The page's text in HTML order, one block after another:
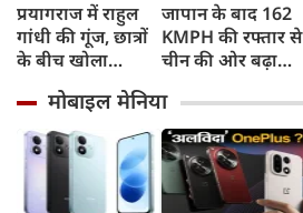
प्रयागराज में राहुल
गांधी की गूंज, छात्रों
के बीच खोला
दरवाजों' का सच
जापान के बाद 162
KMPH की रफ्तार से
चीन की ओर बढ़ा
में अलर्ट, बंदरगाह,
स्कूल बंद, उड़ानें रद्द
मोबाइल मेनिया